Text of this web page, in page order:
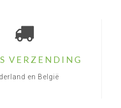
VERZENDING
en België